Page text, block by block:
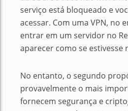
serviço está bloqueado e
acessar. Com uma VPN, no
entrar em um servidor no
aparecer como se estivesse
No entanto, o segundo
provavelmente o mais
fornecem segurança e